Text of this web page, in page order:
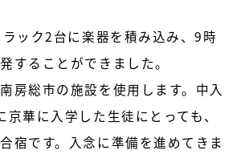
ック2台に楽器を積み込み、9時
することができました。
房総市の施設を使用します。中入
華に入学した生徒にとっても、
宿です。入念に準備を進めてきま